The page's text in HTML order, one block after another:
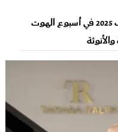
عرض إيلي صعب لموسم ربيع وصيف 2025 في أسبوع الهوت